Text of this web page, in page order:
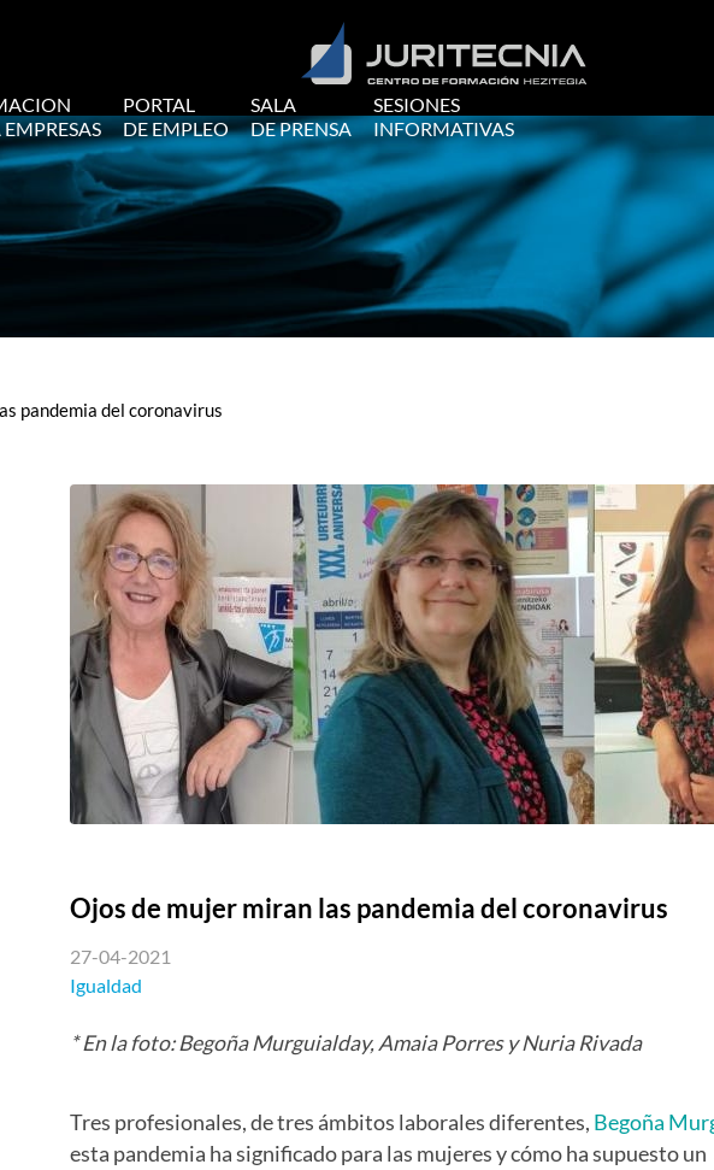
PORTAL
DE EMPLEO
SALA
DE PRENSA
SESIONES
INFORMATIVAS
pandemia del coronavirus
Ojos de mujer miran las pandemia del coronavirus
27-04-2021
Igualdad
* En la foto: Begoña Murguialday, Amaia Porres y Nuria Rivada
Tres profesionales, de tres ámbitos laborales diferentes, Begoña
esta pandemia ha significado para las mujeres y cómo ha supuesto